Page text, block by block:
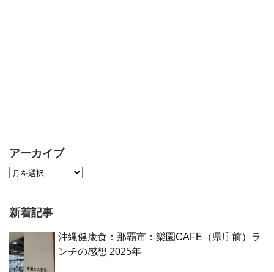
アーカイブ
新着記事
沖縄健康食：那覇市：樂園CAFE（県庁前）ラ
ンチの感想 2025年